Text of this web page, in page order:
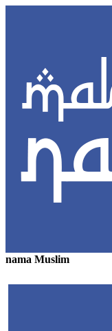
nama Muslim